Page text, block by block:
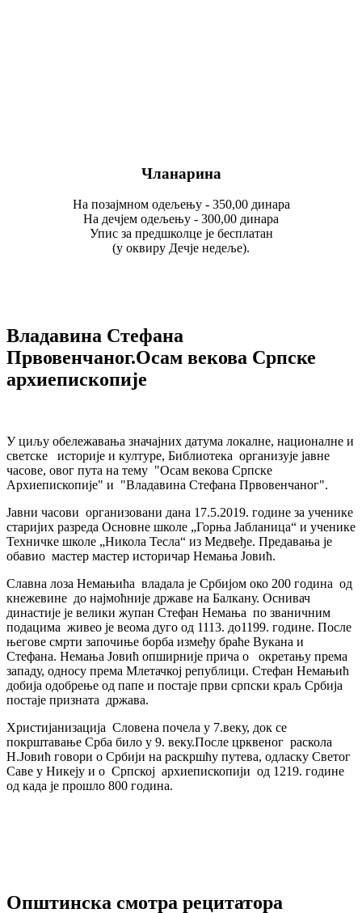
Чланарина
На позајмном одељењу - 350,00 динара
На дечјем одељењу - 300,00 динара
Упис за предшколце је бесплатан
(у оквиру Дечје недеље).
Владавина Стефана
Првовенчаног.Осам векова Српске
архиепископије
У циљу обележавања значајних датума локалне, националне и
светске
историје и културе, Библиотека организује јавне
часове, овог пута на тему "Осам векова Српске
Архиепископије" и "Владавина Стефана Првовенчаног".
Јавни часови организовани дана 17.5.2019. године за ученике
старијих разреда Основне школе „Горња Јабланица“ и ученике
Техничке школе „Никола Тесла“ из Медвеђе. Предавања је
обавио мастер мастер историчар Немања Јовић.
Славна лоза Немањића владала је Србијом око 200 година од
кнежевине до најмоћније државе на Балкану. Оснивач
династије је велики жупан Стефан Немања по званичним
подацима живео је веома дуго од 1113. до1199. године. После
његове смрти започиње борба између браће Вукана и
Стефана. Немања Јовић опширније прича о
окретању према
западу, односу према Млетачкој републици. Стефан Немањић
добија одобрење од папе и постаје први српски краљ Србија
постаје призната држава.
Христијанизација Словена почела у 7.веку, док се
покрштавање Срба било у 9. веку.После црквеног раскола
Н.Јовић говори о Србији на раскршћу путева, одласку Светог
Саве у Никеју и о Српској архиепископији од 1219. године
од када је прошло 800 година.
Општинска смотра рецитатора